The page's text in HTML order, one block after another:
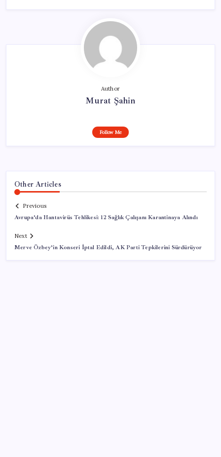
Author
Murat Şahin
Follow Me
Other Articles
Previous
Avrupa’da Hantavirüs Tehlikesi: 12 Sağlık Çalışanı Karantinaya Alındı
Next
Merve Özbey’in Konseri İptal Edildi, AK Parti Tepkilerini Sürdürüyor